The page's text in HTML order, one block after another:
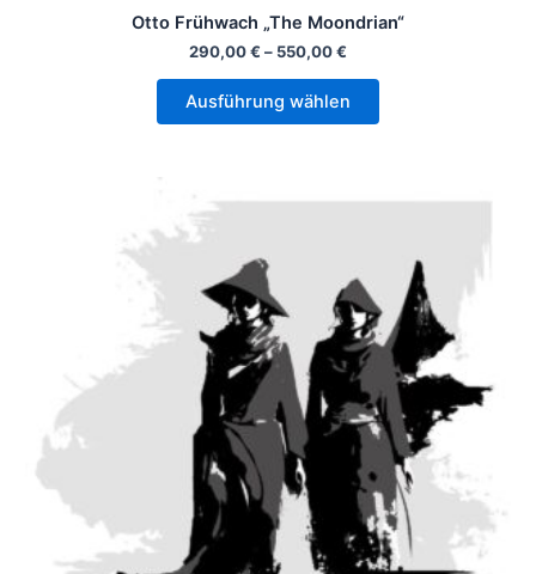
Otto Frühwach „The Moondrian“
290,00€ – 550,00€
Ausführung wählen
mehrere
Varianten
auf.
Die
Optionen
können
auf
der
Produktseite
gewählt
werden